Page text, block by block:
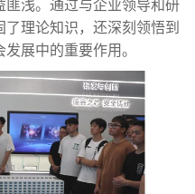
匪浅。通过与企业领导和研
理论知识，还深刻领悟到
展中的重要作用。